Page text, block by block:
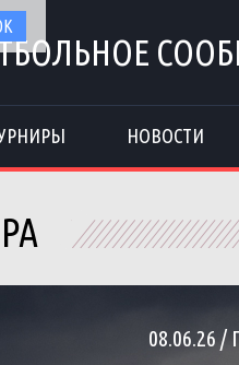
НОВОСТИ
08.06.26 /